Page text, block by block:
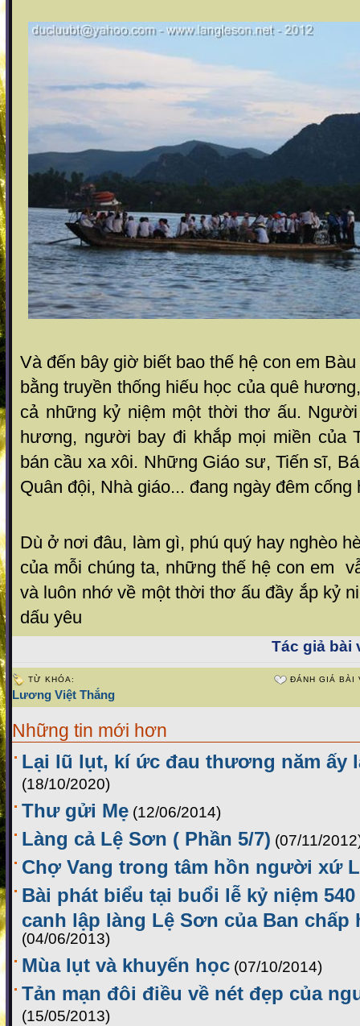
Và đến bây giờ biết bao thế hệ con em
bằng truyền thống hiếu học của quê
cả những kỷ niệm một thời thơ ấu.
hương, người bay đi khắp mọi miền của
bán cầu xa xôi. Những Giáo sư, Tiến sĩ,
Quân đội, Nhà giáo... đang ngày đêm cống
Dù ở nơi đâu, làm gì, phú quý hay nghèo
của mỗi chúng ta, những thế hệ con em
và luôn nhớ về một thời thơ ấu đầy ắp kỷ
dấu yêu
Tác giả bài
TỪ KHÓA:
Lương Việt Thắng
ĐÁNH GIÁ BÀI
Những tin mới hơn
Lại lũ lụt, kí ức đau thương năm ấy
(18/10/2020)
Thư gửi Mẹ (12/06/2014)
Làng cả Lệ Sơn ( Phần 5/7) (07/11/
Chợ Vang trong tâm hồn người xứ
Bài phát biểu tại buổi lễ kỷ niệm
canh lập làng Lệ Sơn của Ban chấp
(04/06/2013)
Mùa lụt và khuyến học (07/10/2014)
Tản mạn đôi điều về nét đẹp của
(15/05/2013)